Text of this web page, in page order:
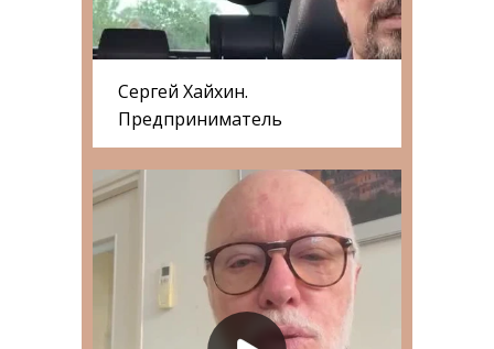
Сергей Хайхин.
Предприниматель